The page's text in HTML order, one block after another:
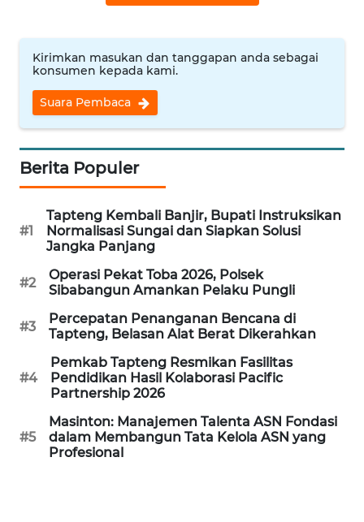
Kirimkan masukan dan tanggapan anda sebagai
konsumen kepada kami.
Suara Pembaca
Berita Populer
#1
Tapteng Kembali Banjir, Bupati Instruksikan
Normalisasi Sungai dan Siapkan Solusi
Jangka Panjang
#2
Operasi Pekat Toba 2026, Polsek
Sibabangun Amankan Pelaku Pungli
#3
Percepatan Penanganan Bencana di
Tapteng, Belasan Alat Berat Dikerahkan
#4
Pemkab Tapteng Resmikan Fasilitas
Pendidikan Hasil Kolaborasi Pacific
Partnership 2026
#5
Masinton: Manajemen Talenta ASN Fondasi
dalam Membangun Tata Kelola ASN yang
Profesional
WN
WN
PURWAKARTA
WN
TIMUR
SEMARANG
WN
SOLO
WN
BOROBUDUR
WN
MADURA